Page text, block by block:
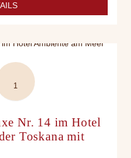
1
Nr. 14 im Hotel
Toskana mit